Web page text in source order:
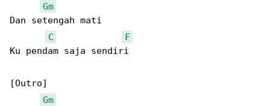
Gm
Dan setengah mati
C
F
Ku pendam saja sendiri
[Outro]
Gm